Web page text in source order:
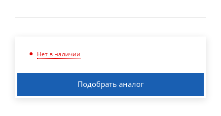
Нет в наличии
Подобрать аналог